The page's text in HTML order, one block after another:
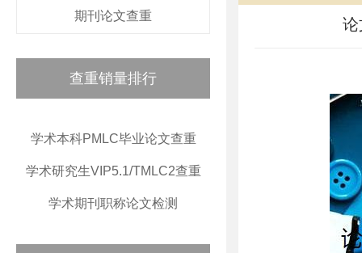
期刊论文查重
查重销量排行
学术本科PMLC毕业论文查重
学术研究生VIP5.1/TMLC2查重
学术期刊职称论文检测
论